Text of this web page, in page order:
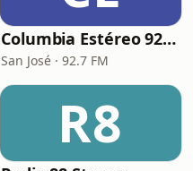
Columbia Estéreo 92.7 FM
San José · 92.7 FM
R8